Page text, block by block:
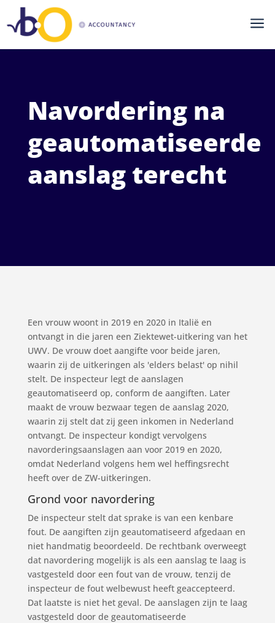
a
Navordering na
geautomatiseerde
aanslag terecht
Een vrouw woont in 2019 en 2020 in Italië en
ontvangt in die jaren een Ziektewet-uitkering van het
UWV. De vrouw doet aangifte voor beide jaren,
waarin zij de uitkeringen als 'elders belast' op nihil
stelt. De inspecteur legt de aanslagen
geautomatiseerd op, conform de aangiften. Later
maakt de vrouw bezwaar tegen de aanslag 2020,
waarin zij stelt dat zij geen inkomen in Nederland
ontvangt. De inspecteur kondigt vervolgens
navorderingsaanslagen aan voor 2019 en 2020,
omdat Nederland volgens hem wel heffingsrecht
heeft over de ZW-uitkeringen.
Grond voor navordering
De inspecteur stelt dat sprake is van een kenbare
fout. De aangiften zijn geautomatiseerd afgedaan en
niet handmatig beoordeeld. De rechtbank overweegt
dat navordering mogelijk is als een aanslag te laag is
vastgesteld door een fout van de vrouw, tenzij de
inspecteur de fout welbewust heeft geaccepteerd.
Dat laatste is niet het geval. De aanslagen zijn te laag
vastgesteld door de geautomatiseerde